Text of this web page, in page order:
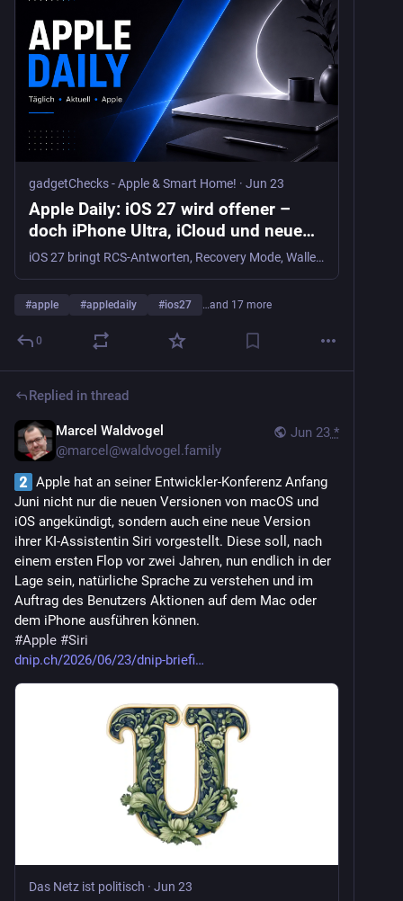
gadgetChecks - Apple & Smart Home! · Jun 23
Apple Daily: iOS 27 wird offener –
doch iPhone Ultra, iCloud und neue
KI-Hardware binden Nutzer enger ein
- gadgetChecks - Apple & Smart
Home!
iOS 27 bringt RCS-Antworten, Recovery Mode, Wallet Insights und neue KI-Funktionen. Gleichzeitig rücken iPhone Ultra, AirPods Ultra und iCloud-Druck näher.
#apple #appledaily #ios27 …and 17 more
0
Replied in thread
Jun 23 *
Marcel Waldvogel
@marcel@waldvogel.family
Apple hat an seiner Entwickler-Konferenz Anfang
Juni nicht nur die neuen Versionen von macOS und
iOS angekündigt, sondern auch eine neue Version
ihrer KI-Assistentin Siri vorgestellt. Diese soll, nach
einem ersten Flop vor zwei Jahren, nun endlich in der
Lage sein, natürliche Sprache zu verstehen und im
Auftrag des Benutzers Aktionen auf dem Mac oder
dem iPhone ausführen können.
#Apple #Siri
dnip.ch/2026/06/23/dnip-briefi
Das Netz ist politisch · Jun 23